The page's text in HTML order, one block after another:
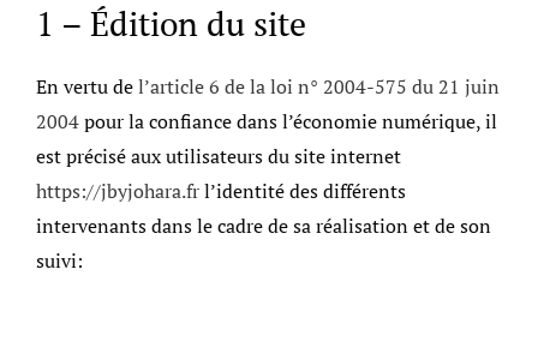
1 – Édition du site
En vertu del’article 6 de la loi n° 2004-575 du 21 juin
2004pour la confiance dans l’économie numérique, il
est précisé aux utilisateurs du site internet
https://jbyjohara.frl’identité des différents
intervenants dans le cadre de sa réalisation et de son
suivi: